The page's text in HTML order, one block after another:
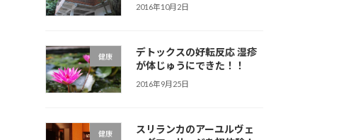
2016年10月2日
健康
デトックスの好転反応 湿疹
が体じゅうにできた！！
2016年9月25日
健康
スリランカのアーユルヴェ